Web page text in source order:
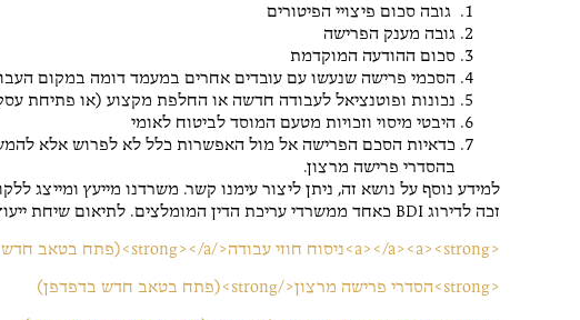
גובה סכום פיצויי הפיטורים
גובה מענק הפרישה
סכום ההודעה המוקדמת
הסכמי פרישה שנעשו עם עובדים אחרים במעמד דומה במקום
נכונות ופוטנציאל לעבודה חדשה או החלפת מקצוע (או פתיחת
היבטי מיסוי וזכויות מטעם המוסד לביטוח לאומי
כדאיות הסכם הפרישה אל מול האפשרות כלל לא לפרוש אלא
בהסדרי פרישה מרצון.
זכה לדירוג BDI כאחד ממשרדי עריכת הדין המומלצים. לתיאום שיחת ייעוץ ראשונית ללא התחייבות, ניתן ליצור עימנו קשר כעת.
<a></a><a><strong>ניסוח חוזי עבודה</strong></a>(פתח בטאב חדש בדפדפן)
<strong>הסדרי פרישה מרצון</strong>(פתח בטאב חדש בדפדפן)